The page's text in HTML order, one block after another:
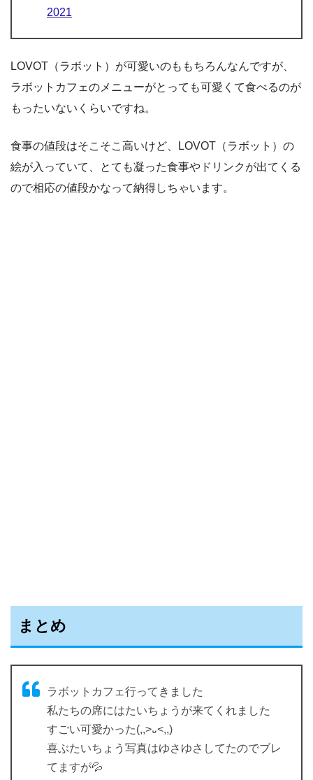
2021
LOVOT（ラボット）が可愛いのももちろんなんですが、
ラボットカフェのメニューがとっても可愛くて食べるのが
もったいないくらいですね。
食事の値段はそこそこ高いけど、LOVOT（ラボット）の
絵が入っていて、とても凝った食事やドリンクが出てくる
ので相応の値段かなって納得しちゃいます。
まとめ
ラボットカフェ行ってきました
私たちの席にはたいちょうが来てくれました
すごい可愛かった(,,>᎑<,,)
喜ぶたいちょう写真はゆさゆさしてたのでブレ
てますが💦